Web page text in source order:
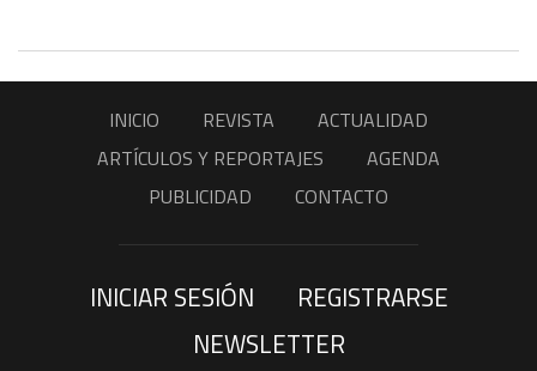
INICIO REVISTA
ACTUALIDAD
ARTÍCULOS Y REPORTAJES
AGENDA
PUBLICIDAD
CONTACTO
INICIAR SESIÓN
REGISTRARSE
NEWSLETTER